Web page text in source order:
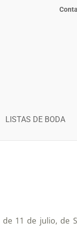
LISTAS DE BODA
11 de julio, de